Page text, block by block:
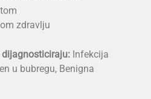
zdravlju
dijagnosticiraju: Infekcija
u bubregu, Benigna